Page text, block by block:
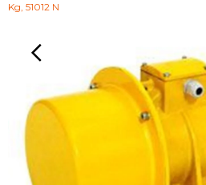
Kg, 51012 N